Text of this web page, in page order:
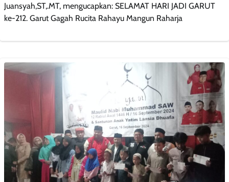
Juansyah,ST,.MT, mengucapkan: SELAMAT HARI JADI GARUT
ke-212. Garut Gagah Rucita Rahayu Mangun Raharja